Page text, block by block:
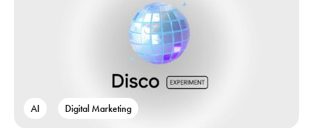
AI Digital Marketing